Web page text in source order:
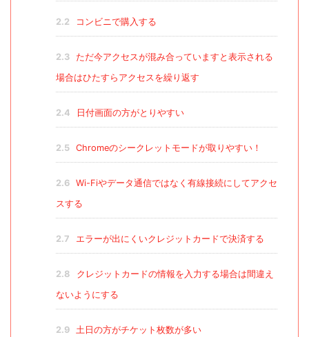
2.2 コンビニで購入する
2.3
ただ今アクセスが混み合っていますと表示される
場合はひたすらアクセスを繰り返す
2.4 日付画面の方がとりやすい
2.5 Chromeのシークレットモードが取りやすい！
2.6
Wi-Fiやデータ通信ではなく有線接続にしてアクセ
スする
2.7 エラーが出にくいクレジットカードで決済する
2.8
クレジットカードの情報を入力する場合は間違え
ないようにする
2.9 土日の方がチケット枚数が多い